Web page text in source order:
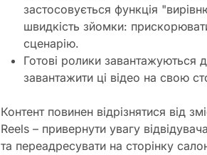
застосовується функція
швидкість зйомки:
сценарію.
Готові ролики
завантажити ці відео на свою
Контент повинен відрізнятися від
Reels – привернути увагу
та переадресувати на сторінку